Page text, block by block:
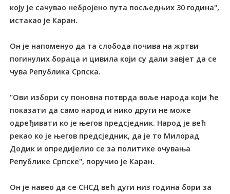
коју је сачувао небројено пута посљедњих 30 година",
истакао је Каран.
Он је напоменуо да та слобода почива на жртви
погинулих бораца и цивила који су дали завјет да се
чува Република Српска.
"Ови избори су поновна потврда воље народа који ће
показати да само народ и нико други не може
одређивати ко је његов предсједник. Народ је већ
рекао ко је његов предсједник, да је то Милорад
Додик и опредијелио се за политике очувања
Републике Српске", поручио је Каран.
Он је навео да се СНСД већ дуги низ година бори за